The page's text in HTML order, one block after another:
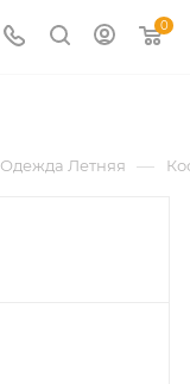
0
Одежда Летняя —